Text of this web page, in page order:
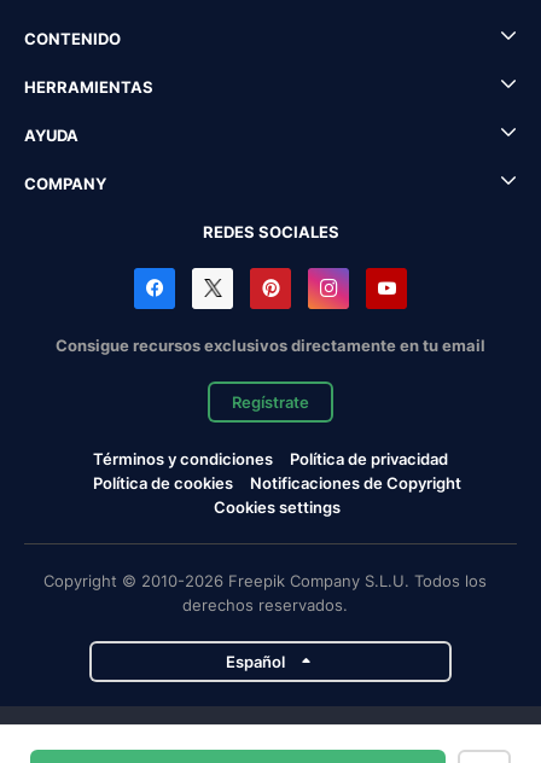
CONTENIDO
HERRAMIENTAS
AYUDA
COMPANY
REDES SOCIALES
Consigue recursos exclusivos directamente en tu email
Regístrate
Términos y condiciones
Política de privacidad
Política de cookies
Notificaciones de Copyright
Cookies settings
Copyright © 2010-2026 Freepik Company S.L.U. Todos los
derechos reservados.
Español